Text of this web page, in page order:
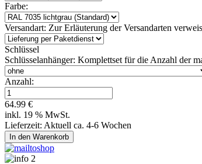
Farbe:
Versandart: Zur Erläuterung der Versandarten
Schlüssel
Schlüsselanhänger: Komplettset für die Anzahl der
Anzahl:
64.99 €
inkl. 19 % MwSt.
Lieferzeit: Aktuell ca. 4-6 Wochen